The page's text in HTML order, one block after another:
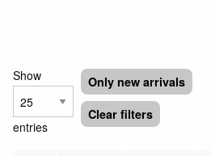
Show
entries
Only new arrivals
Clear filters